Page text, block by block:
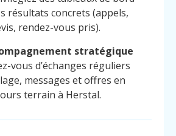
résultats concrets (appels,
rendez-vous pris).
stratégique
vous d’échanges réguliers
messages et offres en
terrain à Herstal.